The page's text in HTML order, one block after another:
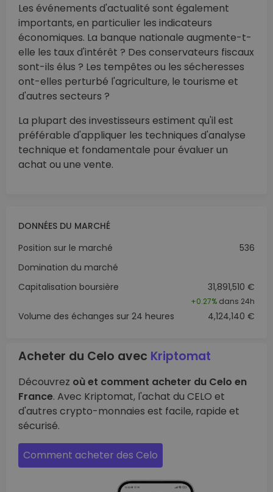
Les événements d'actualité sont également
importants, en particulier les indicateurs
économiques. La banque nationale augmente-t-
elle les taux d'intérêt ? Des conservateurs fiscaux
sont-ils élus ? Les tempêtes ou les sécheresses
ont-elles perturbé l'agriculture, le tourisme et
d'autres secteurs ?
La plupart des investisseurs estiment qu'il est
préférable d'appliquer les techniques d'analyse
technique et fondamentale pour évaluer un
achat ou une vente.
DONNÉES DU MARCHÉ
Position sur le marché
536
Domination du marché
Capitalisation boursière
31,891,510 €
+0.27% dans 24h
Volume des échanges sur 24 heures 4,124,140 €
Acheter du Celo avec Kriptomat
Découvrez où et comment acheter du Celo en
France. Avec Kriptomat, l'achat du CELO et
d'autres crypto-monnaies est facile, rapide et
sécurisé.
Comment acheter des Celo